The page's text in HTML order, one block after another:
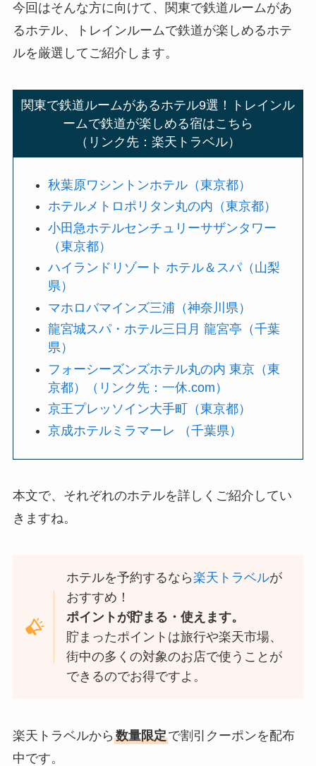
今回はそんな方に向けて、関東で鉄道ルームがあ
るホテル、トレインルームで鉄道が楽しめるホテ
ルを厳選してご紹介します。
関東で鉄道ルームがあるホテル9選！トレインル
ームで鉄道が楽しめる宿はこちら
（リンク先：楽天トラベル）
秋葉原ワシントンホテル（東京都）
ホテルメトロポリタン丸の内（東京都）
小田急ホテルセンチュリーサザンタワー
（東京都）
ハイランドリゾート ホテル＆スパ（山梨
県）
マホロバマインズ三浦（神奈川県）
龍宮城スパ・ホテル三日月 龍宮亭（千葉
県）
フォーシーズンズホテル丸の内 東京（東
京都）（リンク先：一休.com）
京王プレッソイン大手町（東京都）
京成ホテルミラマーレ （千葉県）
本文で、それぞれのホテルを詳しくご紹介してい
きますね。
ホテルを予約するなら楽天トラベルが
おすすめ！
ポイントが貯まる・使えます。
貯まったポイントは旅行や楽天市場、
街中の多くの対象のお店で使うことが
できるのでお得ですよ。
楽天トラベルから 数量限定で割引クーポンを配布
中です。